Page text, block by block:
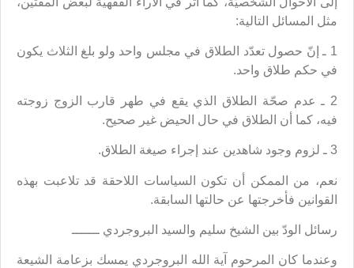
مثل المسائل التالية:
1 ـ إنّ حصول تعدّد الطلاق في مجلس واحد ولو بلغ الثلاث يكون
في حكم طلاق واحد.
2 ـ عدم صحّة الطلاق الذي يقع في طهر قارب الزوج زوجته
فيه، كما أن الطلاق في حال الحيض غير صحيح.
3 ـ لزوم وجود شاهدين عند إجراء صيغة الطلاق.
نعم، من الممكن أن تكون السياسات اللاحقة قد تلاعبت بهذه
القوانين فأخرجتها عن حالتها السابقة.
رسائل الودّ بين الشيخ سليم والسيد البروجردي ـــــــ
وعندما كان المرحوم آية الله البروجردي يمسك بزعامة الشيعة